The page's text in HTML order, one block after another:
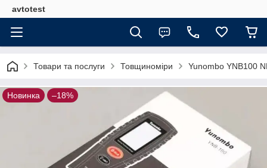
avtotest
Товари та послуги Товщиноміри Yunombo YNB100
Новинка –18%